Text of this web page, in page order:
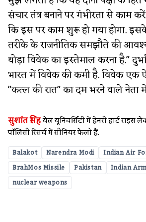
संचार तंत्र बनाने पर गंभीरता से काम
कि इस पर काम शुरू हो गया होगा.
तरीके के राजनीतिक समझौते की
थोड़ा विवेक का इस्तेमाल करना है."
भारत में विवेक की कमी है. विवेक एक
"कत्ल की रात" का दम भरने वाले नेता
सुशांत सिंहयेल यूनि​वर्सिटी में हेनरी हार्ट राइस
पॉलिसी रिसर्च में सीनियर फेलो हैं.
Balakot Narendra Modi Indian Air
BrahMos Missile
Pakistan
Indian
nuclear weapons